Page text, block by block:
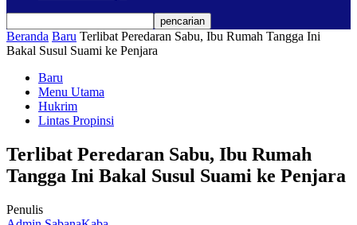
Beranda Baru Terlibat Peredaran Sabu, Ibu Rumah Tangga Ini
Bakal Susul Suami ke Penjara
Baru
Menu Utama
Hukrim
Lintas Propinsi
Terlibat Peredaran Sabu, Ibu Rumah
Tangga Ini Bakal Susul Suami ke Penjara
Penulis